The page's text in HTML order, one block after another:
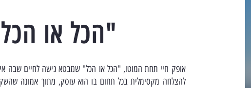
"הכל או
אופק חיי תחת המוטו, "הכל או הכל" שמבטא גישה לחיים שבה
להצלחה מקסימלית בכל תחום בו הוא עוסק, מתוך אמונה